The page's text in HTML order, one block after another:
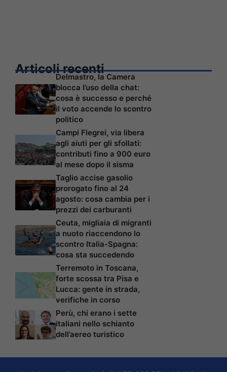
Articoli recenti
Delmastro, la Camera
blocca l’uso della chat:
cosa è successo e perché
il voto accende lo scontro
politico
Campi Flegrei, via libera
agli aiuti per gli sfollati:
contributi fino a 900 euro
al mese dopo il sisma
Taglio accise gasolio
prorogato fino al 24
agosto: cosa cambia per i
prezzi dei carburanti
Ceuta, migliaia di migranti
a nuoto riaccendono lo
scontro Italia-Spagna:
cosa sta succedendo
Terremoto in Toscana,
forte scossa tra Pisa e
Lucca: gente in strada,
verifiche in corso
Perù, chi erano i sette
italiani nello schianto
dell’aereo turistico